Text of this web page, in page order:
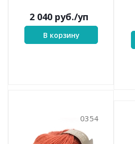
2 040руб./уп
В корзину
0354